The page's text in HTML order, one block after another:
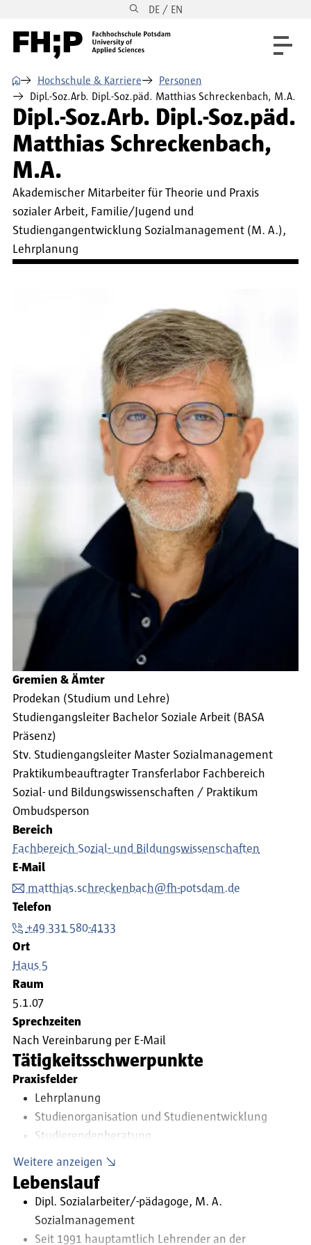
Direkt zur Hauptnavigation DE / EN
⌂ Hochschule & Karriere
Personen
Dipl.-Soz.Arb. Dipl.-Soz.päd. Matthias Schreckenbach, M.A.
Dipl.-Soz.Arb. Dipl.-Soz.päd.
Matthias Schreckenbach,
M.A.
Akademischer Mitarbeiter für Theorie und Praxis
sozialer Arbeit, Familie/Jugend und
Studiengangentwicklung Sozialmanagement (M. A.),
Lehrplanung
Gremien & Ämter
Prodekan (Studium und Lehre)
Studiengangsleiter Bachelor Soziale Arbeit (BASA
Präsenz)
Stv. Studiengangsleiter Master Sozialmanagement
Praktikumbeauftragter Transferlabor Fachbereich
Sozial- und Bildungswissenschaften / Praktikum
Ombudsperson
Bereich
Fachbereich Sozial- und Bildungswissenschaften
E-Mail
matthias.schreckenbach@fh-potsdam.de
Telefon
+49 331 580-4133
Ort
Haus 5
Raum
5.1.07
Sprechzeiten
Nach Vereinbarung per E-Mail
Tätigkeitsschwerpunkte
Praxisfelder
Lehrplanung
Studienorganisation und Studienentwicklung
Studierendenberatung
Lehre im Bereich Hilfen zur Erziehung, Familie,
Kinder und Jugendarbeit, Sozialmanagement, etc.
Weitere anzeigen
Lebenslauf
Dipl. Sozialarbeiter/-pädagoge, M. A.
Sozialmanagement
Seit 1991 hauptamtlich Lehrender an der